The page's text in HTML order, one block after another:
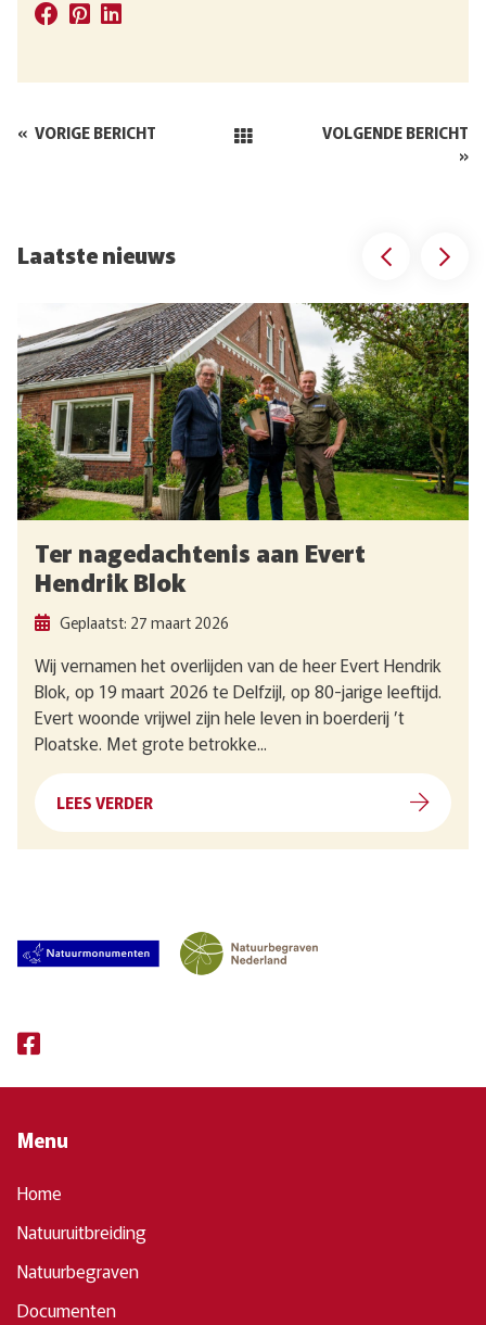
« VORIGE BERICHT
VOLGENDE BERICHT
»
Laatste nieuws
Ter nagedachtenis aan Evert
Hendrik Blok
Geplaatst: 27 maart 2026
Wij vernamen het overlijden van de heer Evert Hendrik
Blok, op 19 maart 2026 te Delfzijl, op 80-jarige leeftijd.
Evert woonde vrijwel zijn hele leven in boerderij ’t
Ploatske. Met grote betrokke...
LEES VERDER
Menu
Home
Natuuruitbreiding
Natuurbegraven
Documenten